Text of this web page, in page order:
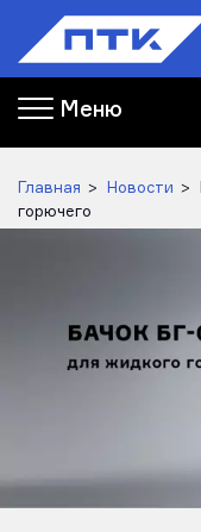
Меню
Главная Новости
горючего